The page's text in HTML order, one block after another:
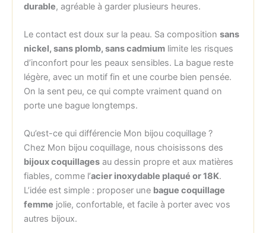
durable, agréable à garder plusieurs heures.
Le contact est doux sur la peau. Sa composition sans
nickel, sans plomb, sans cadmiumlimite les risques
d’inconfort pour les peaux sensibles. La bague reste
légère, avec un motif fin et une courbe bien pensée.
On la sent peu, ce qui compte vraiment quand on
porte une bague longtemps.
Qu’est-ce qui différencie Mon bijou coquillage ?
Chez Mon bijou coquillage, nous choisissons des
bijoux coquillagesau dessin propre et aux matières
fiables, comme l’acier inoxydable plaqué or 18K.
L’idée est simple : proposer une bague coquillage
femme jolie, confortable, et facile à porter avec vos
autres bijoux.